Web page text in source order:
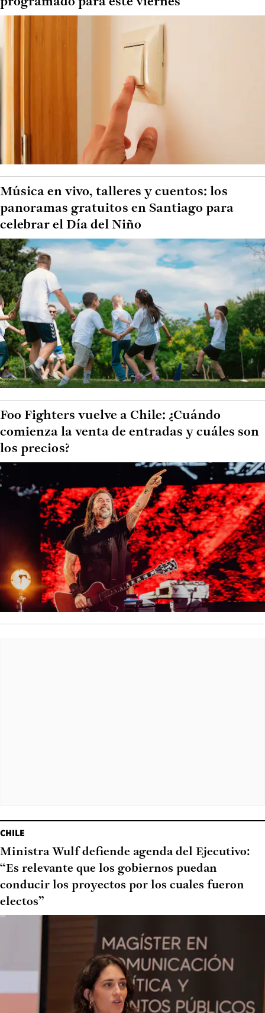
Música en vivo, talleres y cuentos: los
panoramas gratuitos en Santiago para
celebrar el Día del Niño
Foo Fighters vuelve a Chile: ¿Cuándo
comienza la venta de entradas y cuáles son
los precios?
CHILE
Ministra Wulf defiende agenda del Ejecutivo:
“Es relevante que los gobiernos puedan
conducir los proyectos por los cuales fueron
electos”